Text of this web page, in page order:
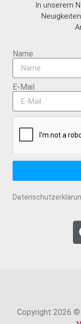
In unserem
Name
E-Mail
Copyright 2026